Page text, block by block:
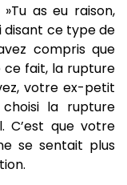
as eu raison,
disant ce type de
compris que
ce fait, la rupture
votre ex-petit
la rupture
C’est que votre
se sentait plus